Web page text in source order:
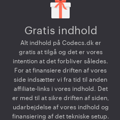
Gratis indhold
Alt indhold på Codecs.dk er
gratis at tilgå og det er vores
intention at det forbliver således.
For at finansiere driften af vores
side indsætter vi fra tid til anden
affiliate-links i vores indhold. Det
er med til at sikre driften af siden,
udarbejdelse af vores indhold og
finansiering af det tekniske setup.